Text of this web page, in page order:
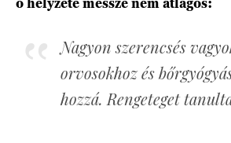
Nagyon szerencsés
orvosokhoz és
hozzá. Rengeteget